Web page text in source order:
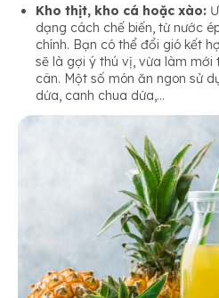
Kho thịt, kho cá hoặc xào:
dạng cách chế biến, từ nước
chính. Bạn có thể đổi gió kết
sẽ là gợi ý thú vị, vừa làm mới
cân. Một số món ăn ngon sử
dứa, canh chua dứa,…